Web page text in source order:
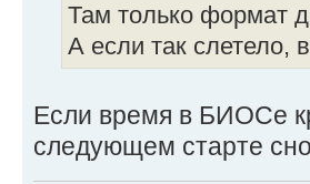
Там только формат
А если так слетело,
Если время в БИОСе
следующем старте